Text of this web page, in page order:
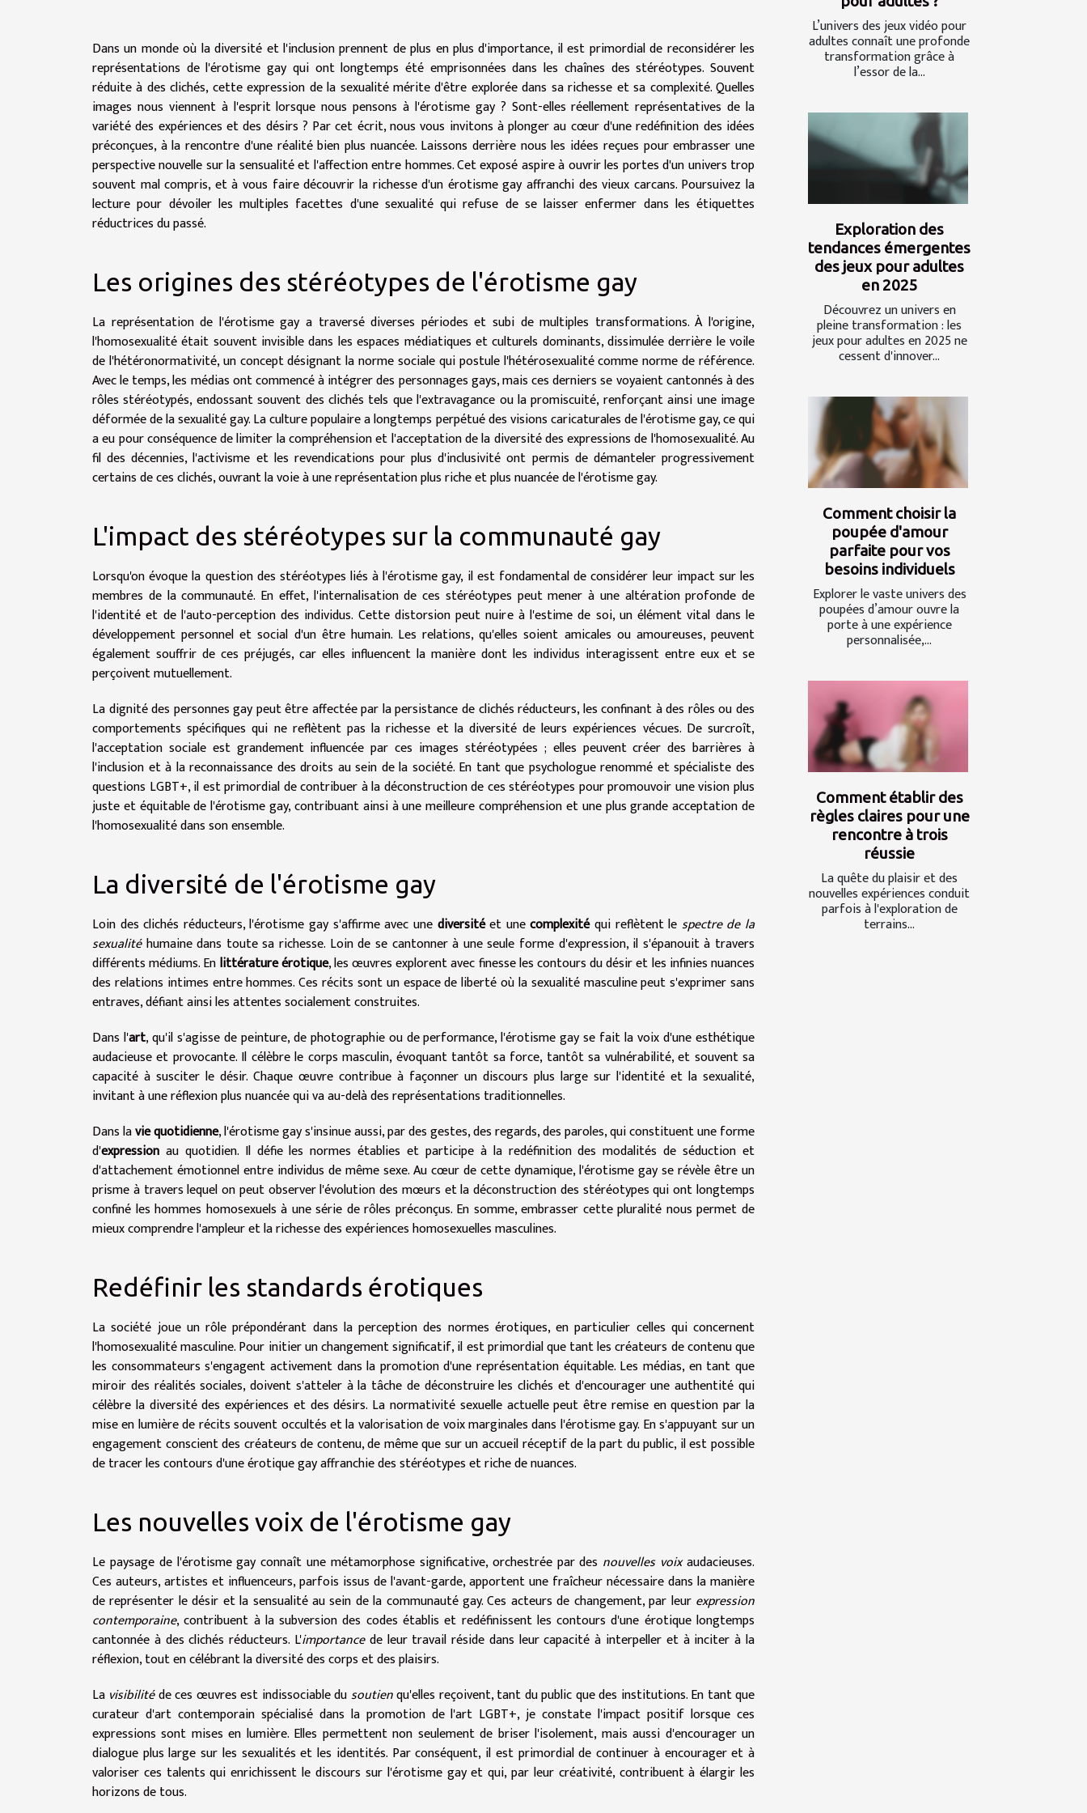
Dans un monde où la diversité et l'inclusion prennent de plus en plus d'importance, il est primordial de reconsidérer les
représentations de l'érotisme gay qui ont longtemps été emprisonnées dans les chaînes des stéréotypes. Souvent
réduite à des clichés, cette expression de la sexualité mérite d'être explorée dans sa richesse et sa complexité. Quelles
images nous viennent à l'esprit lorsque nous pensons à l'érotisme gay ? Sont-elles réellement représentatives de la
variété des expériences et des désirs ? Par cet écrit, nous vous invitons à plonger au cœur d'une redéfinition des idées
préconçues, à la rencontre d'une réalité bien plus nuancée. Laissons derrière nous les idées reçues pour embrasser une
perspective nouvelle sur la sensualité et l'affection entre hommes. Cet exposé aspire à ouvrir les portes d'un univers trop
souvent mal compris, et à vous faire découvrir la richesse d'un érotisme gay affranchi des vieux carcans. Poursuivez la
lecture pour dévoiler les multiples facettes d'une sexualité qui refuse de se laisser enfermer dans les étiquettes
réductrices du passé.
Les origines des stéréotypes de l'érotisme gay
La représentation de l'érotisme gay a traversé diverses périodes et subi de multiples transformations. À l'origine,
l'homosexualité était souvent invisible dans les espaces médiatiques et culturels dominants, dissimulée derrière le voile
de l'hétéronormativité, un concept désignant la norme sociale qui postule l'hétérosexualité comme norme de référence.
Avec le temps, les médias ont commencé à intégrer des personnages gays, mais ces derniers se voyaient cantonnés à des
rôles stéréotypés, endossant souvent des clichés tels que l'extravagance ou la promiscuité, renforçant ainsi une image
déformée de la sexualité gay. La culture populaire a longtemps perpétué des visions caricaturales de l'érotisme gay, ce qui
a eu pour conséquence de limiter la compréhension et l'acceptation de la diversité des expressions de l'homosexualité. Au
fil des décennies, l'activisme et les revendications pour plus d'inclusivité ont permis de démanteler progressivement
certains de ces clichés, ouvrant la voie à une représentation plus riche et plus nuancée de l'érotisme gay.
L'impact des stéréotypes sur la communauté gay
Lorsqu'on évoque la question des stéréotypes liés à l'érotisme gay, il est fondamental de considérer leur impact sur les
membres de la communauté. En effet, l'internalisation de ces stéréotypes peut mener à une altération profonde de
l'identité et de l'auto-perception des individus. Cette distorsion peut nuire à l'estime de soi, un élément vital dans le
développement personnel et social d'un être humain. Les relations, qu'elles soient amicales ou amoureuses, peuvent
également souffrir de ces préjugés, car elles influencent la manière dont les individus interagissent entre eux et se
perçoivent mutuellement.
La dignité des personnes gay peut être affectée par la persistance de clichés réducteurs, les confinant à des rôles ou des
comportements spécifiques qui ne reflètent pas la richesse et la diversité de leurs expériences vécues. De surcroît,
l'acceptation sociale est grandement influencée par ces images stéréotypées ; elles peuvent créer des barrières à
l'inclusion et à la reconnaissance des droits au sein de la société. En tant que psychologue renommé et spécialiste des
questions LGBT+, il est primordial de contribuer à la déconstruction de ces stéréotypes pour promouvoir une vision plus
juste et équitable de l'érotisme gay, contribuant ainsi à une meilleure compréhension et une plus grande acceptation de
l'homosexualité dans son ensemble.
La diversité de l'érotisme gay
Loin des clichés réducteurs, l'érotisme gay s'affirme avec une diversitéet unecomplexitéqui reflètent le spectre de la
sexualitéhumaine dans toute sa richesse. Loin de se cantonner à une seule forme d'expression, il s'épanouit à travers
différents médiums. Enlittérature érotique, les œuvres explorent avec finesse les contours du désir et les infinies nuances
des relations intimes entre hommes. Ces récits sont un espace de liberté où la sexualité masculine peut s'exprimer sans
entraves, défiant ainsi les attentes socialement construites.
Dans l'art, qu'il s'agisse de peinture, de photographie ou de performance, l'érotisme gay se fait la voix d'une esthétique
audacieuse et provocante. Il célèbre le corps masculin, évoquant tantôt sa force, tantôt sa vulnérabilité, et souvent sa
capacité à susciter le désir. Chaque œuvre contribue à façonner un discours plus large sur l'identité et la sexualité,
invitant à une réflexion plus nuancée qui va au-delà des représentations traditionnelles.
Dans lavie quotidienne, l'érotisme gay s'insinue aussi, par des gestes, des regards, des paroles, qui constituent une forme
d'expression au quotidien. Il défie les normes établies et participe à la redéfinition des modalités de séduction et
d'attachement émotionnel entre individus de même sexe. Au cœur de cette dynamique, l'érotisme gay se révèle être un
prisme à travers lequel on peut observer l'évolution des mœurs et la déconstruction des stéréotypes qui ont longtemps
confiné les hommes homosexuels à une série de rôles préconçus. En somme, embrasser cette pluralité nous permet de
mieux comprendre l'ampleur et la richesse des expériences homosexuelles masculines.
Redéfinir les standards érotiques
La société joue un rôle prépondérant dans la perception des normes érotiques, en particulier celles qui concernent
l'homosexualité masculine. Pour initier un changement significatif, il est primordial que tant les créateurs de contenu que
les consommateurs s'engagent activement dans la promotion d'une représentation équitable. Les médias, en tant que
miroir des réalités sociales, doivent s'atteler à la tâche de déconstruire les clichés et d'encourager une authentité qui
célèbre la diversité des expériences et des désirs. La normativité sexuelle actuelle peut être remise en question par la
mise en lumière de récits souvent occultés et la valorisation de voix marginales dans l'érotisme gay. En s'appuyant sur un
engagement conscient des créateurs de contenu, de même que sur un accueil réceptif de la part du public, il est possible
de tracer les contours d'une érotique gay affranchie des stéréotypes et riche de nuances.
Les nouvelles voix de l'érotisme gay
Le paysage de l'érotisme gay connaît une métamorphose significative, orchestrée par des nouvelles voixaudacieuses.
Ces auteurs, artistes et influenceurs, parfois issus de l'avant-garde, apportent une fraîcheur nécessaire dans la manière
de représenter le désir et la sensualité au sein de la communauté gay. Ces acteurs de changement, par leur expression
contemporaine, contribuent à la subversion des codes établis et redéfinissent les contours d'une érotique longtemps
cantonnée à des clichés réducteurs. L'importancede leur travail réside dans leur capacité à interpeller et à inciter à la
réflexion, tout en célébrant la diversité des corps et des plaisirs.
La visibilitéde ces œuvres est indissociable dusoutienqu'elles reçoivent, tant du public que des institutions. En tant que
curateur d'art contemporain spécialisé dans la promotion de l'art LGBT+, je constate l'impact positif lorsque ces
expressions sont mises en lumière. Elles permettent non seulement de briser l'isolement, mais aussi d'encourager un
dialogue plus large sur les sexualités et les identités. Par conséquent, il est primordial de continuer à encourager et à
valoriser ces talents qui enrichissent le discours sur l'érotisme gay et qui, par leur créativité, contribuent à élargir les
horizons de tous.
L’univers des jeux vidéo pour
adultes connaît une profonde
transformation grâce à
l’essor de la...
Exploration des
tendances émergentes
des jeux pour adultes
en 2025
Découvrez un univers en
pleine transformation : les
jeux pour adultes en 2025 ne
cessent d'innover...
Comment choisir la
poupée d'amour
parfaite pour vos
besoins individuels
Explorer le vaste univers des
poupées d’amour ouvre la
porte à une expérience
personnalisée,...
Comment établir des
règles claires pour une
rencontre à trois
réussie
La quête du plaisir et des
nouvelles expériences conduit
parfois à l'exploration de
terrains...